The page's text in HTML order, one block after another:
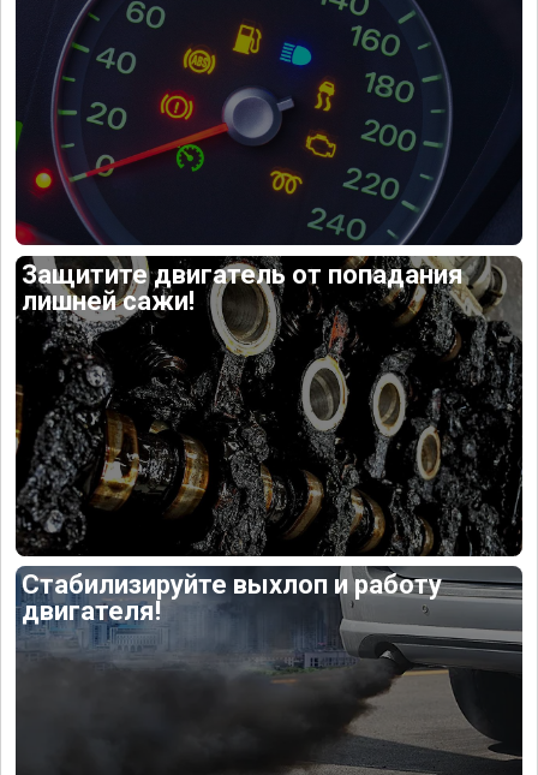
Защитите двигатель от попадания
лишней сажи!
Стабилизируйте выхлоп и работу
двигателя!